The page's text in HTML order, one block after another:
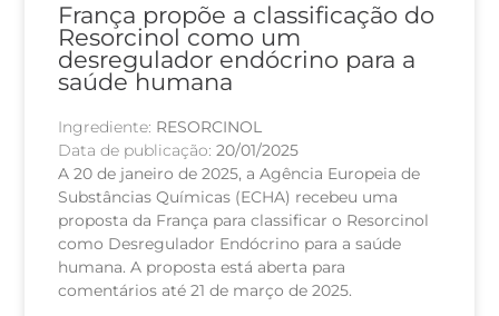
França propõe a classificação do
Resorcinol como um
desregulador endócrino para a
saúde humana
Ingrediente: RESORCINOL
Data de publicação:20/01/2025
A 20 de janeiro de 2025, a Agência Europeia de
Substâncias Químicas (ECHA) recebeu uma
proposta da França para classificar o Resorcinol
como Desregulador Endócrino para a saúde
humana. A proposta está aberta para
comentários até 21 de março de 2025.